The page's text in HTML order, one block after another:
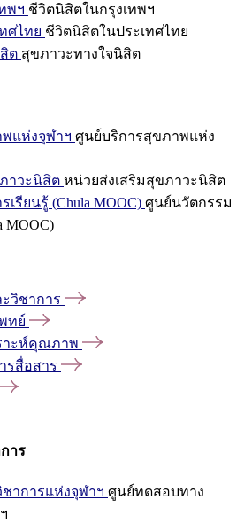
พฯ ชีวิตนิสิตในกรุงเทพฯ
ศไทย ชีวิตนิสิตในประเทศไทย
ต สุขภาวะทางใจนิสิต
แห่งจุฬาฯ ศูนย์บริการสุขภาพแห่ง
าวะนิสิต หน่วยส่งเสริมสุขภาวะนิสิต
รียนรู้ (Chula MOOC) ศูนย์นวัตกรรม
MOOC)
วิชาการ
ทย์
าะห์คุณภาพ
รสื่อสาร
าร
าการแห่งจุฬาฯ ศูนย์ทดสอบทาง